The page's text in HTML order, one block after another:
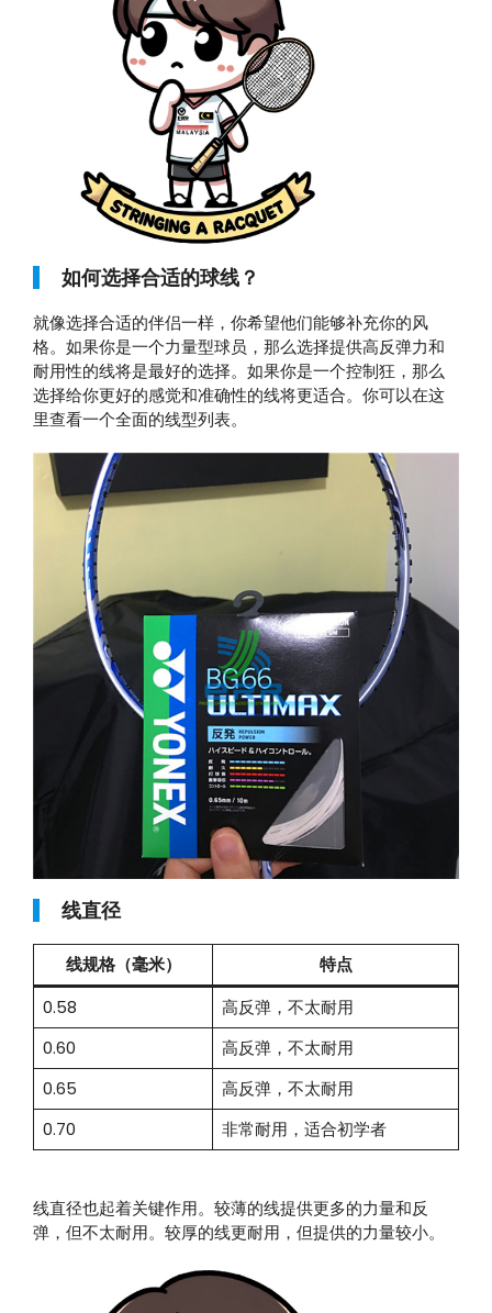
如何选择合适的球线？
就像选择合适的伴侣一样，你希望他们能够补充你的风
格。如果你是一个力量型球员，那么选择提供高反弹力和
耐用性的线将是最好的选择。如果你是一个控制狂，那么
选择给你更好的感觉和准确性的线将更适合。你可以在这
里查看一个全面的线型列表。
线直径
线规格（毫米）
特点
0.58
高反弹，不太耐用
0.60
高反弹，不太耐用
0.65
高反弹，不太耐用
0.70
非常耐用，适合初学者
线直径也起着关键作用。较薄的线提供更多的力量和反
弹，但不太耐用。较厚的线更耐用，但提供的力量较小。